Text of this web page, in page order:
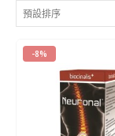
-8%